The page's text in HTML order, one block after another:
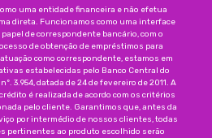
uma entidade financeira e não efetua
direta. Funcionamos como uma interface
de correspondente bancário, com o
de obtenção de empréstimos para
como correspondente, estamos em
estabelecidas pelo Banco Central do
3.954, datada de 24 de fevereiro de 2011. A
é realizada de acordo com os critérios
pelo cliente. Garantimos que, antes da
por intermédio de nossos clientes, todas
pertinentes ao produto escolhido serão